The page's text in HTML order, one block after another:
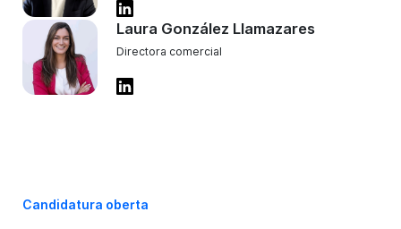
Laura González Llamazares
Directora comercial
Candidatura oberta